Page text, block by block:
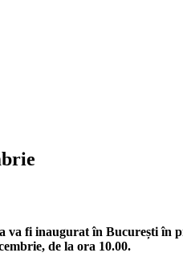
fi inaugurat în București în
de la ora 10.00.